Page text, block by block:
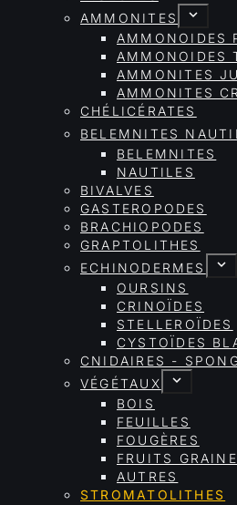
AMMONITES
AMMONOIDES
AMMONOIDES
AMMONITES
AMMONITES
CHÉLICÉRATES
BELEMNITES
BELEMNITES
NAUTILES
BIVALVES
GASTEROPODES
BRACHIOPODES
GRAPTOLITHES
ECHINODERMES
OURSINS
CRINOÏDES
STELLEROÏDES
CYSTOÏDES
CNIDAIRES -
VÉGÉTAUX
BOIS
FEUILLES
FOUGÈRES
FRUITS
AUTRES
STROMATOLITHES